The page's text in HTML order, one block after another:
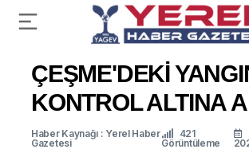
ÇEŞME'DEKİ
KONTROL ALTINA
Haber Kaynağı : Yerel Haber
Gazetesi
421
Görüntüleme